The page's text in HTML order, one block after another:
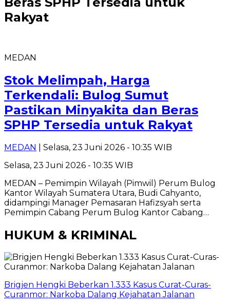
Rakyat
MEDAN
Stok Melimpah, Harga
Terkendali: Bulog Sumut
Pastikan Minyakita dan Beras
SPHP Tersedia untuk Rakyat
MEDAN
| Selasa, 23 Juni 2026 - 10:35 WIB
Selasa, 23 Juni 2026 - 10:35 WIB
MEDAN – Pemimpin Wilayah (Pimwil) Perum Bulog
Kantor Wilayah Sumatera Utara, Budi Cahyanto,
didampingi Manager Pemasaran Hafizsyah serta
Pemimpin Cabang Perum Bulog Kantor Cabang…
HUKUM & KRIMINAL
Brigjen Hengki Beberkan 1.333 Kasus Curat-Curas-
Curanmor: Narkoba Dalang Kejahatan Jalanan